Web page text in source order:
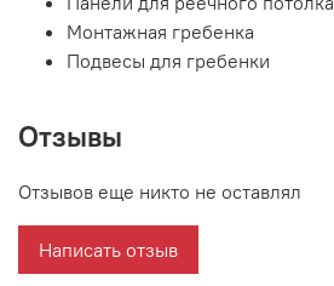
Монтажная гребенка
Подвесы для гребенки
Отзывы
Отзывов еще никто не оставлял
Написать отзыв